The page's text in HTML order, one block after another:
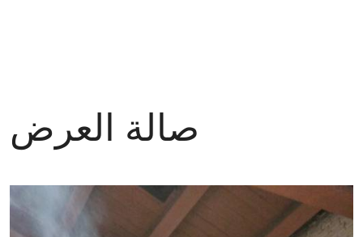
صالة العرض